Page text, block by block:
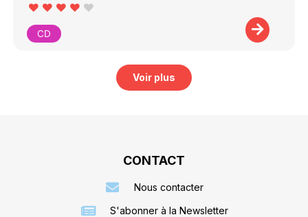
CD
Voir plus
CONTACT
Nous contacter
S'abonner à la Newsletter